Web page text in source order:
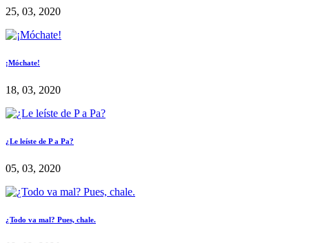
25, 03, 2020
¡Móchate!
18, 03, 2020
¿Le leíste de P a Pa?
05, 03, 2020
¿Todo va mal? Pues, chale.